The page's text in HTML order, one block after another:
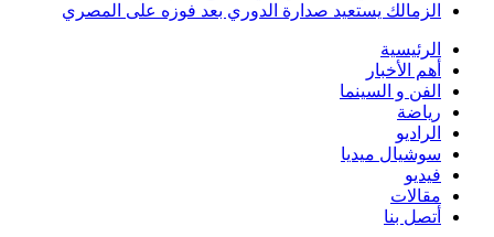
الزمالك يستعيد صدارة الدوري بعد فوزه على المصري
الرئيسية
أهم الأخبار
الفن و السينما
رياضة
الراديو
سوشيال ميديا
فيديو
مقالات
أتصل بنا